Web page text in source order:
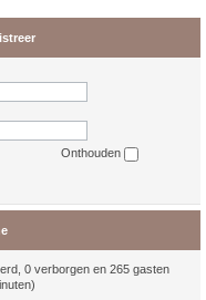
Onthouden
0 verborgen en 265 gasten